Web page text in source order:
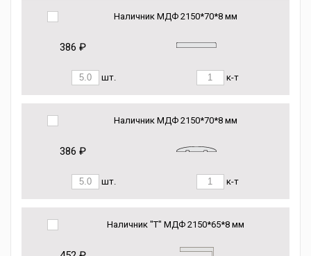
Наличник МДФ 2150*70*8 мм
386 ₽
шт. к-т
Наличник МДФ 2150*70*8 мм
386 ₽
шт. к-т
Наличник "Т" МДФ 2150*65*8 мм